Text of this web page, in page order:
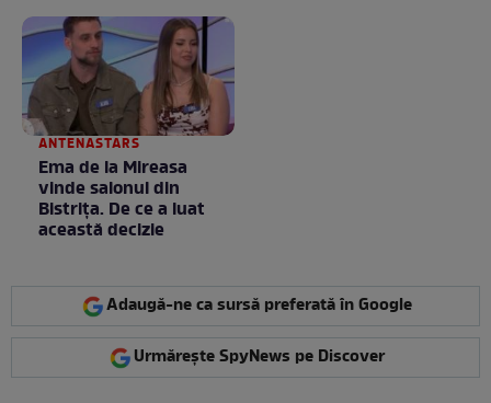
ANTENASTARS
Ema de la Mireasa
vinde salonul din
Bistrița. De ce a luat
această decizie
Adaugă-ne ca sursă preferată în Google
Urmărește SpyNews pe Discover